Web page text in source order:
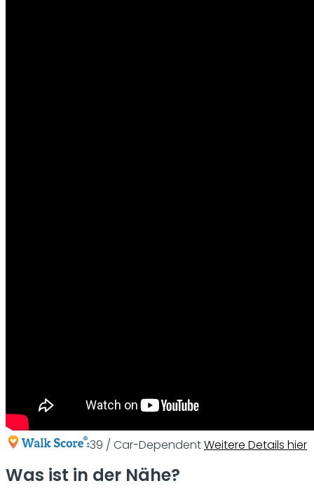
39 / Car-DependentWeitere Details hier
Was ist in der Nähe?